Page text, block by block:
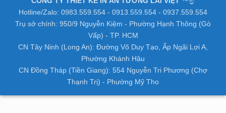
Hotline/Zalo: 0983.559.554 - 0913.559.554 - 0937.559.554
Trụ sở chính: 950/9 Nguyễn Kiệm - Phường Hạnh Thông (Gò
Vấp) - TP. HCM
CN Tây Ninh (Long An): Đường Võ Duy Tạo, Ấp Ngãi Lợi A,
Phường Khánh Hậu
CN Đồng Tháp (Tiền Giang): 554 Nguyễn Tri Phương (Chợ
Thạnh Trị) - Phường Mỹ Tho